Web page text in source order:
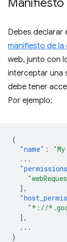
Manifiesto
Debes declarar
manifiesto de la
web, junto con
interceptar una
debe tener
Por ejemplo:
{
"name" :
...
],
"*://
],
...
}